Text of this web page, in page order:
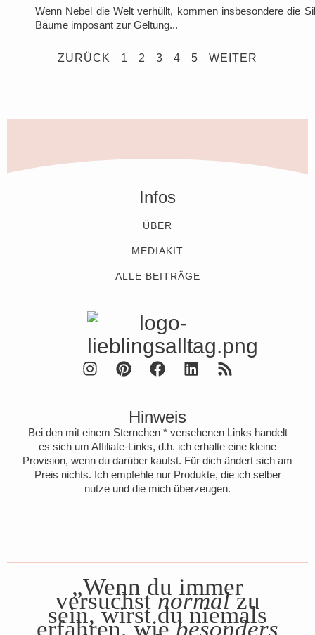
Wenn Nebel die Welt verhüllt, kommen insbesondere die
Bäume imposant zur Geltung...
ZURÜCK 1 2 3 4 5 WEITER
Infos
ÜBER
MEDIAKIT
ALLE BEITRÄGE
Hinweis
Bei den mit einem Sternchen * versehenen Links handelt
es sich um Affiliate-Links, d.h. ich erhalte eine kleine
Provision, wenn du darüber kaufst. Für dich ändert sich am
Preis nichts. Ich empfehle nur Produkte, die ich selber
nutze und die mich überzeugen.
„Wenn du immer
versuchstnormalzu
sein, wirst du niemals
erfahren, wiebesonders